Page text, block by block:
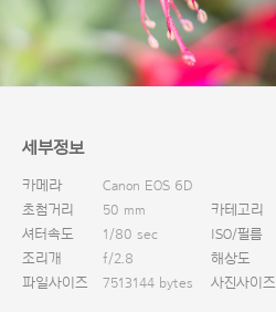
세부정보
카메라
Canon EOS 6D
초첨거리
50 mm 카테고리
셔터속도
1/80 sec ISO/필름
조리개
f/2.8 해상도
파일사이즈
7513144 bytes 사진사이즈